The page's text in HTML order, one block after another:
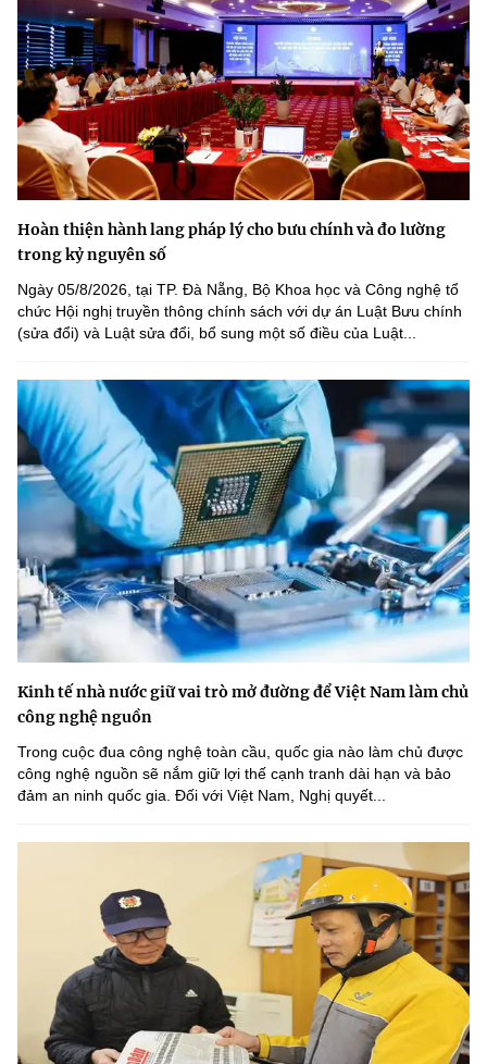
Hoàn thiện hành lang pháp lý cho bưu chính và đo lường
trong kỷ nguyên số
Ngày 05/8/2026, tại TP. Đà Nẵng, Bộ Khoa học và Công nghệ tổ
chức Hội nghị truyền thông chính sách với dự án Luật Bưu chính
(sửa đổi) và Luật sửa đổi, bổ sung một số điều của Luật...
Kinh tế nhà nước giữ vai trò mở đường để Việt Nam làm chủ
công nghệ nguồn
Trong cuộc đua công nghệ toàn cầu, quốc gia nào làm chủ được
công nghệ nguồn sẽ nắm giữ lợi thế cạnh tranh dài hạn và bảo
đảm an ninh quốc gia. Đối với Việt Nam, Nghị quyết...